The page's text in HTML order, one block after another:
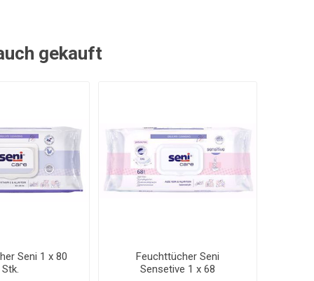
gekauft
Seni 1 x 80
Stk.
Feuchttücher Seni
Sensetive 1 x 68